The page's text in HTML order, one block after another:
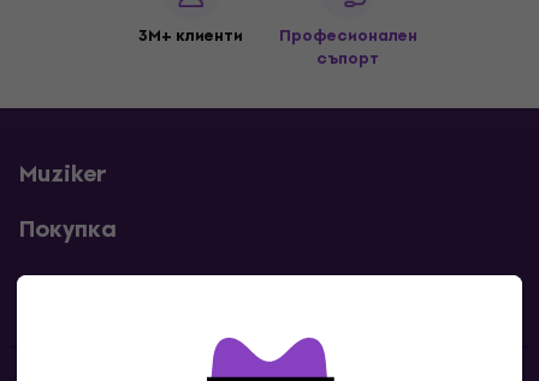
3M+ клиенти
Професионален
съпорт
Muziker
Покупка
Полезни линкове